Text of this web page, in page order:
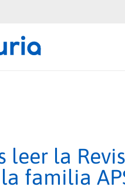
leer la
familia